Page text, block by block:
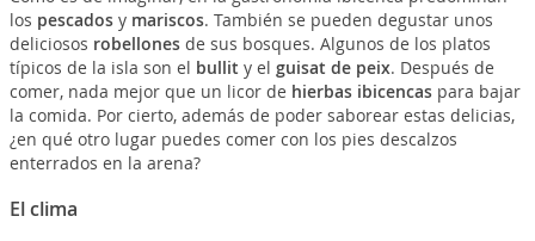
los pescadosy mariscos. También se pueden degustar unos
deliciosos robellonesde sus bosques. Algunos de los platos
típicos de la isla son el bullit y el guisat de peix. Después de
comer, nada mejor que un licor de hierbas ibicencaspara bajar
la comida. Por cierto, además de poder saborear estas delicias,
¿en qué otro lugar puedes comer con los pies descalzos
enterrados en la arena?
El clima